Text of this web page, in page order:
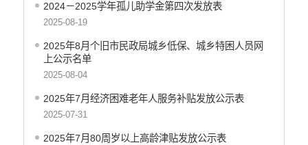
社会救助
食品药品监管
公共文化服务
司法信息
2024－2025学年孤儿助学金第四次发放表
2025-08-19
2025年8月个旧市民政局城乡低保、城乡特困人员网
上公示名单
2025-08-04
2025年7月经济困难老年人服务补贴发放公示表
2025-07-31
2025年7月80周岁以上高龄津贴发放公示表